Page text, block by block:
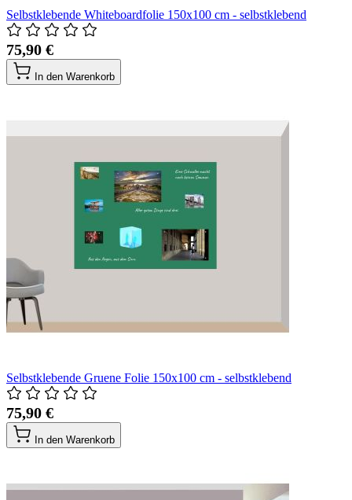
Selbstklebende Whiteboardfolie 150x100 cm - selbstklebend
75,90 €
In den Warenkorb
Selbstklebende Gruene Folie 150x100 cm - selbstklebend
75,90 €
In den Warenkorb